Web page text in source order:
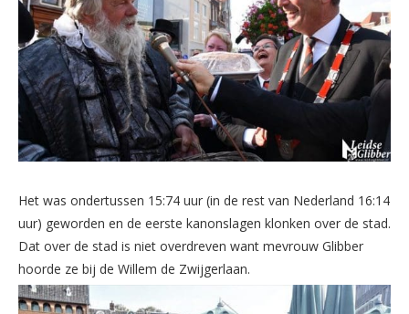
Het was ondertussen 15:74 uur (in de rest van Nederland 16:14
uur) geworden en de eerste kanonslagen klonken over de stad.
Dat over de stad is niet overdreven want mevrouw Glibber
hoorde ze bij de Willem de Zwijgerlaan.